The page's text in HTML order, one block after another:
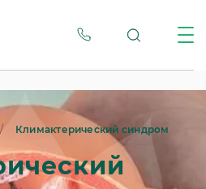
Климактерический синдром